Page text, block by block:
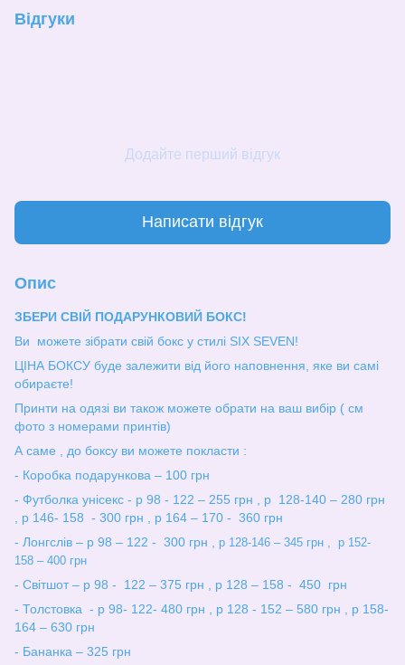
Відгуки
Додайте перший відгук
Написати відгук
Опис
ЗБЕРИ СВІЙ ПОДАРУНКОВИЙ БОКС!
Ви можете зібрати свій бокс у стилі SIX SEVEN!
ЦІНА БОКСУ буде залежити від його наповнення, яке ви самі
обираєте!
Принти на одязі ви також можете обрати на ваш вибір ( см
фото з номерами принтів)
А саме , до боксу ви можете покласти :
- Коробка подарункова – 100 грн
- Футболка унісекс - р 98 - 122 – 255 грн , р 128-140 – 280 грн
, р 146- 158 - 300 грн , р 164 – 170 - 360 грн
- Лонгслів – р 98 – 122 - 300 грн , р 128-146 – 345 грн , р 152-
158 – 400 грн
- Світшот – р 98 - 122 – 375 грн , р 128 – 158 - 450 грн
- Толстовка - р 98- 122- 480 грн , р 128 - 152 – 580 грн , р 158-
164 – 630 грн
- Бананка – 325 грн